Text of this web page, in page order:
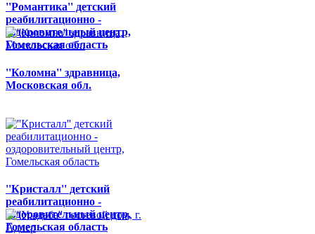
''Романтика'' детский
реабилитационно -
оздоровительный центр,
Гомельская область
''Коломна'' здравница,
Московская обл.
''Кристалл'' детский
реабилитационно -
оздоровительный центр,
Гомельская область